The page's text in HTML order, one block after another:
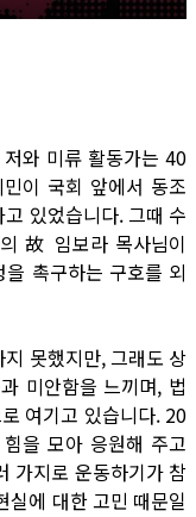
와 미류 활동가는 40
이 국회 앞에서 동조
있었습니다. 그때 수
故 임보라 목사님이
촉구하는 구호를 외
못했지만, 그래도 상
미안함을 느끼며, 법
여기고 있습니다. 20
을 모아 응원해 주고
가지로 운동하기가 참
실에 대한 고민 때문일